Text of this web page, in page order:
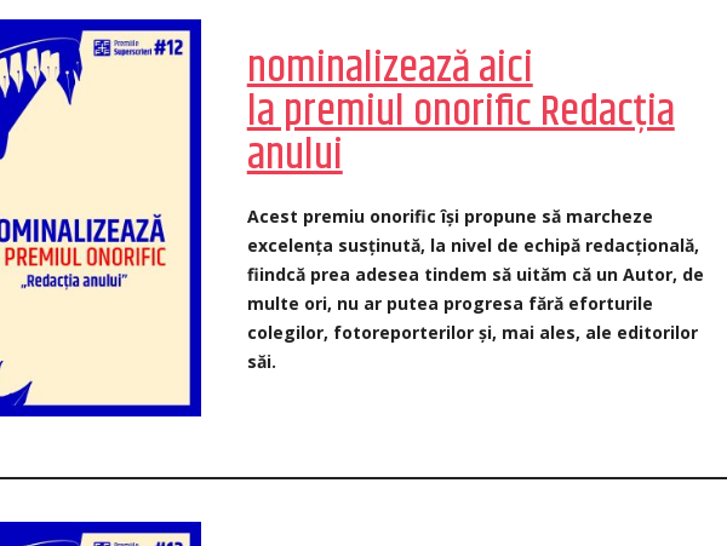
nominalizează aici
la premiul onorific Redacția
anului
Acest premiu onorific își propune să marcheze
excelența susținută, la nivel de echipă redacțională,
fiindcă prea adesea tindem să uităm că un Autor, de
multe ori, nu ar putea progresa fără eforturile
colegilor, fotoreporterilor și, mai ales, ale editorilor
săi.